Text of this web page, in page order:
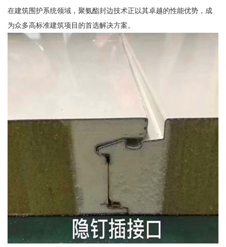
在建筑围护系统领域，聚氨酯封边技术正以其卓越的性能优势，成
为众多高标准建筑项目的首选解决方案。